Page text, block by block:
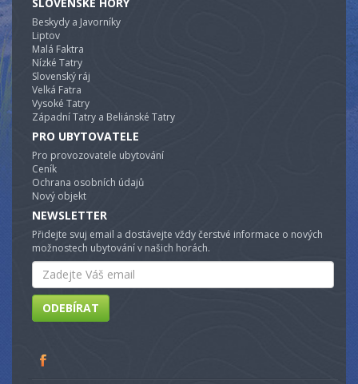
Beskydy a Javorníky
Liptov
Malá Faktra
Nízké Tatry
Slovenský ráj
Velká Fatra
Vysoké Tatry
Západní Tatry a Beliánské Tatry
PRO UBYTOVATELE
Pro provozovatele ubytování
Ceník
Ochrana osobních údajů
Nový objekt
NEWSLETTER
Přidejte svuj email a dostávejte vždy čerstvé informace o nových
možnostech ubytování v našich horách.
Email
ODEBÍRAT